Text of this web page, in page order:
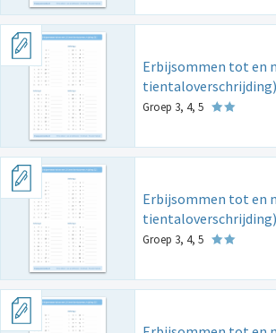
Erbijsommen tot en
Groep 3, 4, 5
Erbijsommen tot en
Groep 3, 4, 5